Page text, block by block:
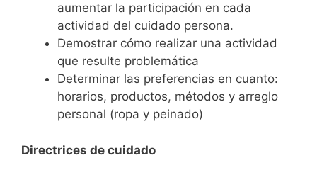
aumentar la participación en cada
actividad del cuidado persona.
Demostrar cómo realizar una actividad
que resulte problemática
Determinar las preferencias en cuanto:
horarios, productos, métodos y arreglo
personal (ropa y peinado)
Directrices de cuidado